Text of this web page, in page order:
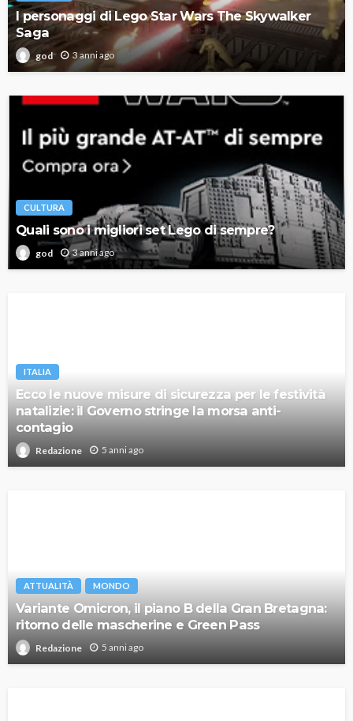
I personaggi di Lego Star Wars The Skywalker
Saga
god 3 anni ago
CULTURA
Quali sono i migliori set Lego di sempre?
god 3 anni ago
ITALIA
Ecco le nuove misure di sicurezza per le festività
natalizie: il Governo stringe la morsa anti-
contagio
Redazione 5 anni ago
ATTUALITÀ MONDO
Variante Omicron, il piano B della Gran Bretagna:
ritorno delle mascherine e Green Pass
Redazione 5 anni ago